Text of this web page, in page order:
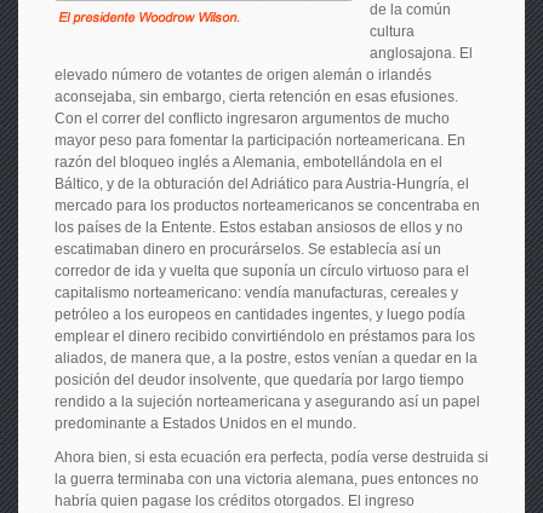
de la común
cultura
anglosajona. El
elevado número de votantes de origen alemán o irlandés
aconsejaba, sin embargo, cierta retención en esas efusiones.
Con el correr del conflicto ingresaron argumentos de mucho
mayor peso para fomentar la participación norteamericana. En
razón del bloqueo inglés a Alemania, embotellándola en el
Báltico, y de la obturación del Adriático para Austria-Hungría, el
mercado para los productos norteamericanos se concentraba en
los países de la Entente. Estos estaban ansiosos de ellos y no
escatimaban dinero en procurárselos. Se establecía así un
corredor de ida y vuelta que suponía un círculo virtuoso para el
capitalismo norteamericano: vendía manufacturas, cereales y
petróleo a los europeos en cantidades ingentes, y luego podía
emplear el dinero recibido convirtiéndolo en préstamos para los
aliados, de manera que, a la postre, estos venían a quedar en la
posición del deudor insolvente, que quedaría por largo tiempo
rendido a la sujeción norteamericana y asegurando así un papel
predominante a Estados Unidos en el mundo.
Ahora bien, si esta ecuación era perfecta, podía verse destruida si
la guerra terminaba con una victoria alemana, pues entonces no
habría quien pagase los créditos otorgados. El ingreso